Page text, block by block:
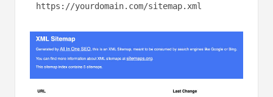
https://yourdomain.com/sitemap.xml